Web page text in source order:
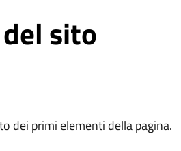
sito
dei primi elementi della pagina.